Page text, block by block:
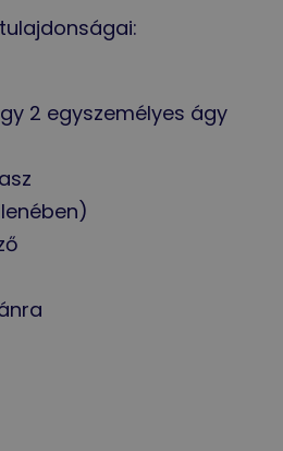
2 egyszemélyes ágy